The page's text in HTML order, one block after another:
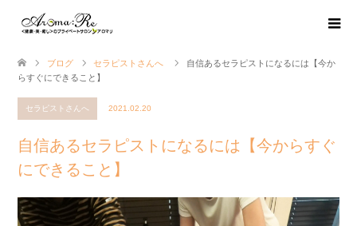
ブログ セラピストさんへ
自信あるセラピストになるには【今か
らすぐにできること】
セラピストさんへ 2021.02.20
自信あるセラピストになるには【今からすぐ
にできること】